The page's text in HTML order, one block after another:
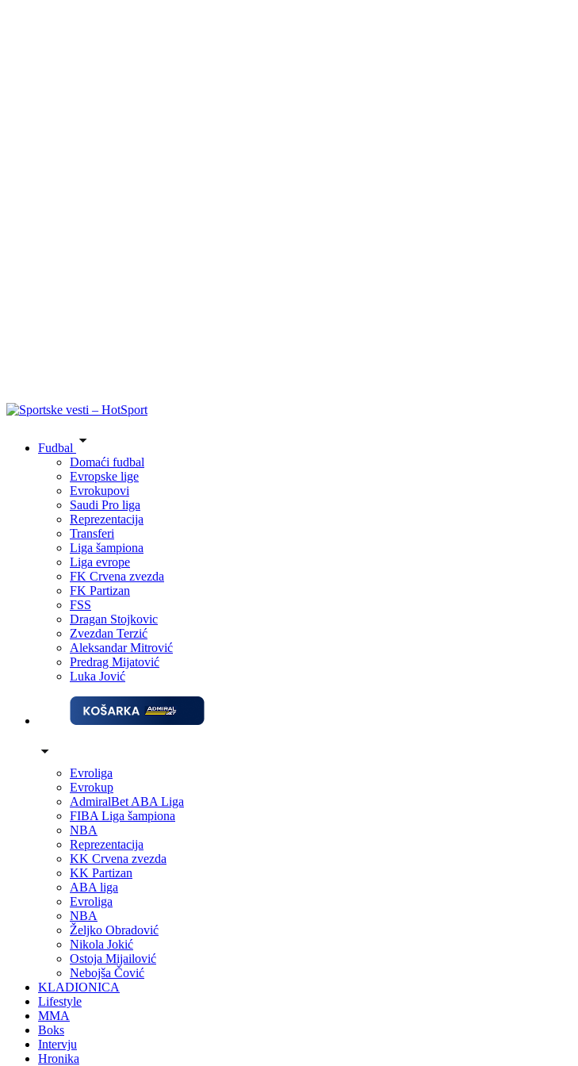
Fudbal
Domaći fudbal
Evropske lige
Evrokupovi
Saudi Pro liga
Reprezentacija
Transferi
Liga šampiona
Liga evrope
FK Crvena zvezda
FK Partizan
FSS
Dragan Stojkovic
Zvezdan Terzić
Aleksandar Mitrović
Predrag Mijatović
Luka Jović
Evroliga
Evrokup
AdmiralBet ABA Liga
FIBA Liga šampiona
NBA
Reprezentacija
KK Crvena zvezda
KK Partizan
ABA liga
Evroliga
NBA
Željko Obradović
Nikola Jokić
Ostoja Mijailović
Nebojša Čović
KLADIONICA
Lifestyle
MMA
Boks
Intervju
Hronika